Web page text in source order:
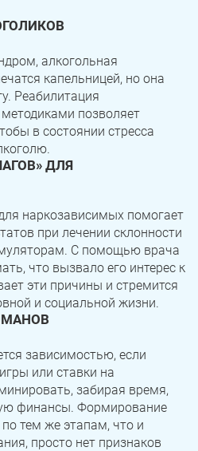
алкогольная
капельницей, но она
Реабилитация
позволяет
в состоянии стресса
ДЛЯ
наркозависимых помогает
при лечении склонности
С помощью врача
что вызвало его интерес к
эти причины и стремится
и социальной жизни.
зависимостью, если
или ставки на
забирая время,
финансы. Формирование
тем же этапам, что и
просто нет признаков